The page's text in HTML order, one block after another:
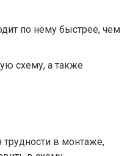
по нему быстрее, чем
схему, а также
трудности в монтаже,